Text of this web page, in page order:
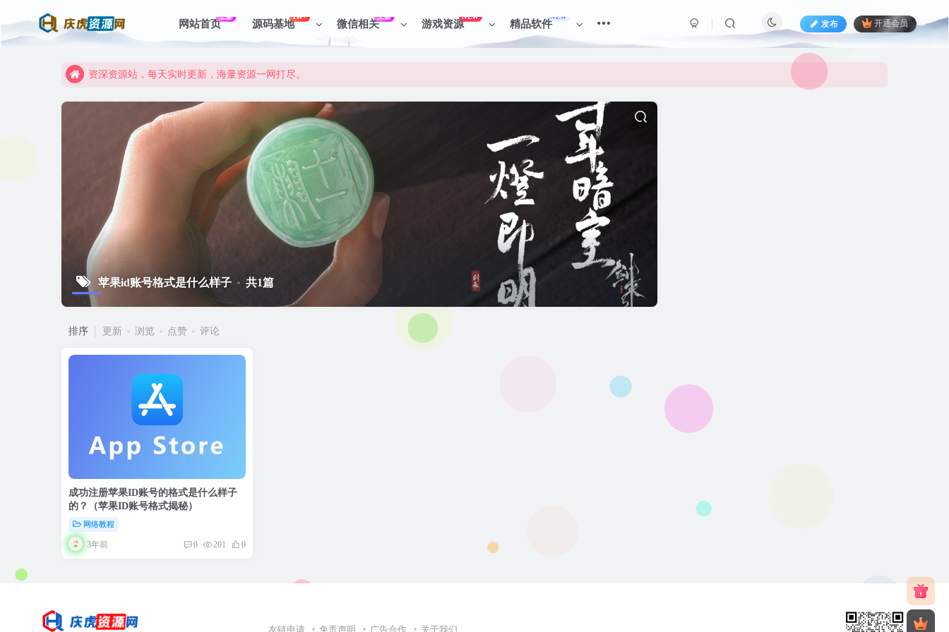
网站首页
上新
源码基地
1W+
微信相关
上新
游戏资源
NEW
精品软件
NEW
发布 开通会员
资深资源站，每天实时更新，海量资源一网打尽。
资深资源站，每天实时更新，海量资源一网打尽。
苹果id账号格式是什么样子 共1篇
排序 更新 浏览 点赞 评论
成功注册苹果ID账号的格式是什么样子
的？（苹果ID账号格式揭秘）
网络教程
3年前 0 201 0
友链申请 免责声明 广告合作 关于我们